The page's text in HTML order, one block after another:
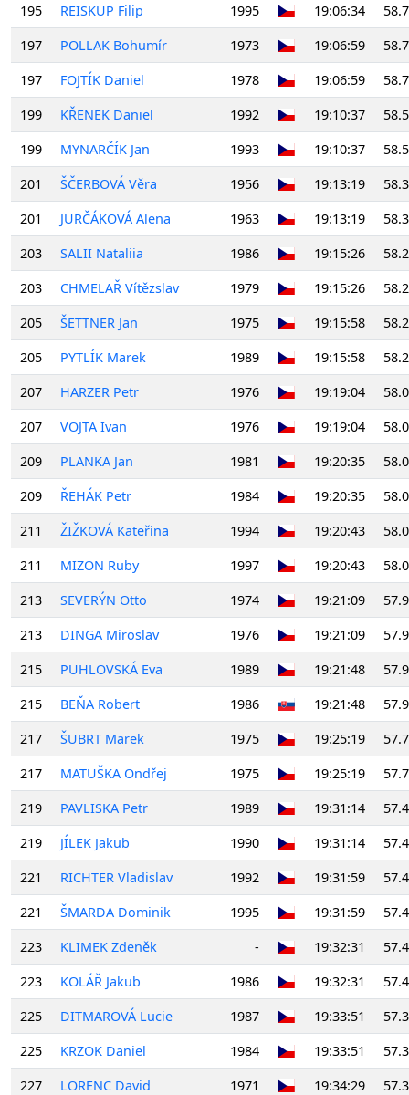
195
REISKUP Filip 1995 19:06:34
197
POLLAK Bohumír 1973 19:06:59
197
FOJTÍK Daniel 1978 19:06:59
199
KŘENEK Daniel 1992 19:10:37
199
MYNARČÍK Jan 1993 19:10:37
201
ŠČERBOVÁ Věra 1956 19:13:19
201
JURČÁKOVÁ Alena 1963 19:13:19
203
SALII Nataliia 1986 19:15:26
203
CHMELAŘ Vítězslav 1979 19:15:26
205
ŠETTNER Jan 1975 19:15:58
205
PYTLÍK Marek 1989 19:15:58
207
HARZER Petr 1976 19:19:04
207
VOJTA Ivan 1976 19:19:04
209
PLANKA Jan 1981 19:20:35
209
ŘEHÁK Petr 1984 19:20:35
211
ŽIŽKOVÁ Kateřina 1994 19:20:43
211
MIZON Ruby 1997 19:20:43
213
SEVERÝN Otto 1974 19:21:09
213
DINGA Miroslav 1976 19:21:09
215
PUHLOVSKÁ Eva 1989 19:21:48
215
BEŇA Robert 1986 19:21:48
217
ŠUBRT Marek 1975 19:25:19
217
MATUŠKA Ondřej 1975 19:25:19
219
PAVLISKA Petr 1989 19:31:14
219
JÍLEK Jakub 1990 19:31:14
221
RICHTER Vladislav 1992 19:31:59
221
ŠMARDA Dominik 1995 19:31:59
223
KLIMEK Zdeněk - 19:32:31
223
KOLÁŘ Jakub 1986 19:32:31
225
DITMAROVÁ Lucie 1987 19:33:51
225
KRZOK Daniel 1984 19:33:51
227
LORENC David 1971 19:34:29